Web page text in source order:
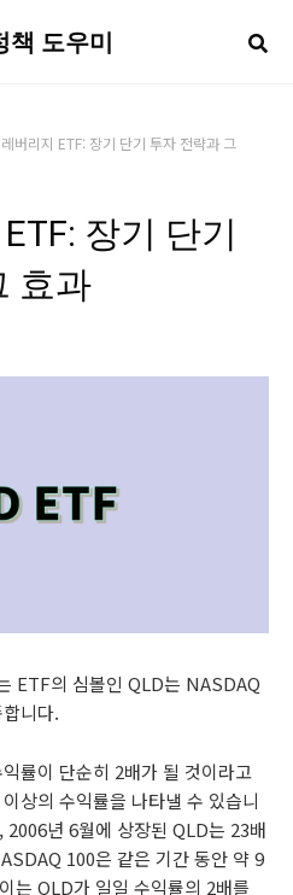
책 도우미
버리지 ETF: 장기 단기 투자 전략과 그
장기 단기
효과
의 심볼인 QLD는 NASDAQ
니다.
률이 단순히 2배가 될 것이라고
상의 수익률을 나타낼 수 있습니
2006년 6월에 상장된 QLD는 23배
100은 같은 기간 동안 약 9
는 QLD가 일일 수익률의 2배를